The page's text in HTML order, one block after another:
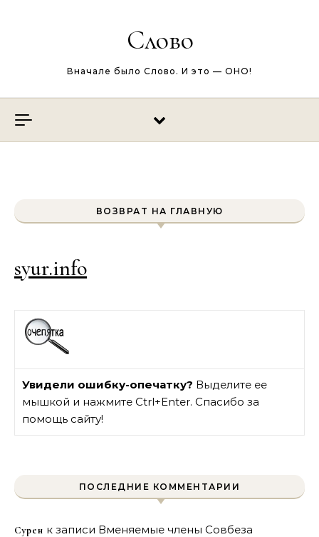
Слово
Вначале было Слово. И это — ОНО!
ВОЗВРАТ НА ГЛАВНУЮ
syur.info
Увидели ошибку-опечатку? Выделите ее
мышкой и нажмите Ctrl+Enter. Спасибо за
помощь сайту!
ПОСЛЕДНИЕ КОММЕНТАРИИ
Сурен к записи Вменяемые члены Совбеза